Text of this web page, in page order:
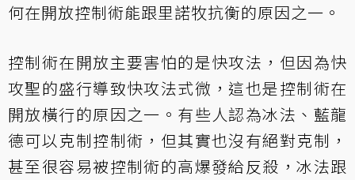
何在開放控制術能跟里諾牧抗衡的原因之一。
控制術在開放主要害怕的是快攻法，但因為快
攻聖的盛行導致快攻法式微，這也是控制術在
開放橫行的原因之一。有些人認為冰法、藍龍
德可以克制控制術，但其實也沒有絕對克制，
甚至很容易被控制術的高爆發給反殺，冰法跟